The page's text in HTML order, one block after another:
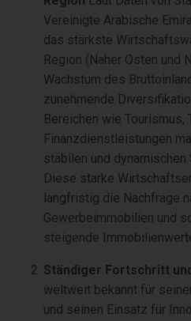
Vereinigte Arabische
das stärkste
Region (Naher Osten und
Wachstum des
zunehmende
Bereichen wie Tourismus,
Finanzdienstleistungen
stabilen und
Diese starke
langfristig die Nachfrage
Gewerbeimmobilien und
steigende
Ständiger Fortschritt
weltweit bekannt für
und seinen Einsatz für